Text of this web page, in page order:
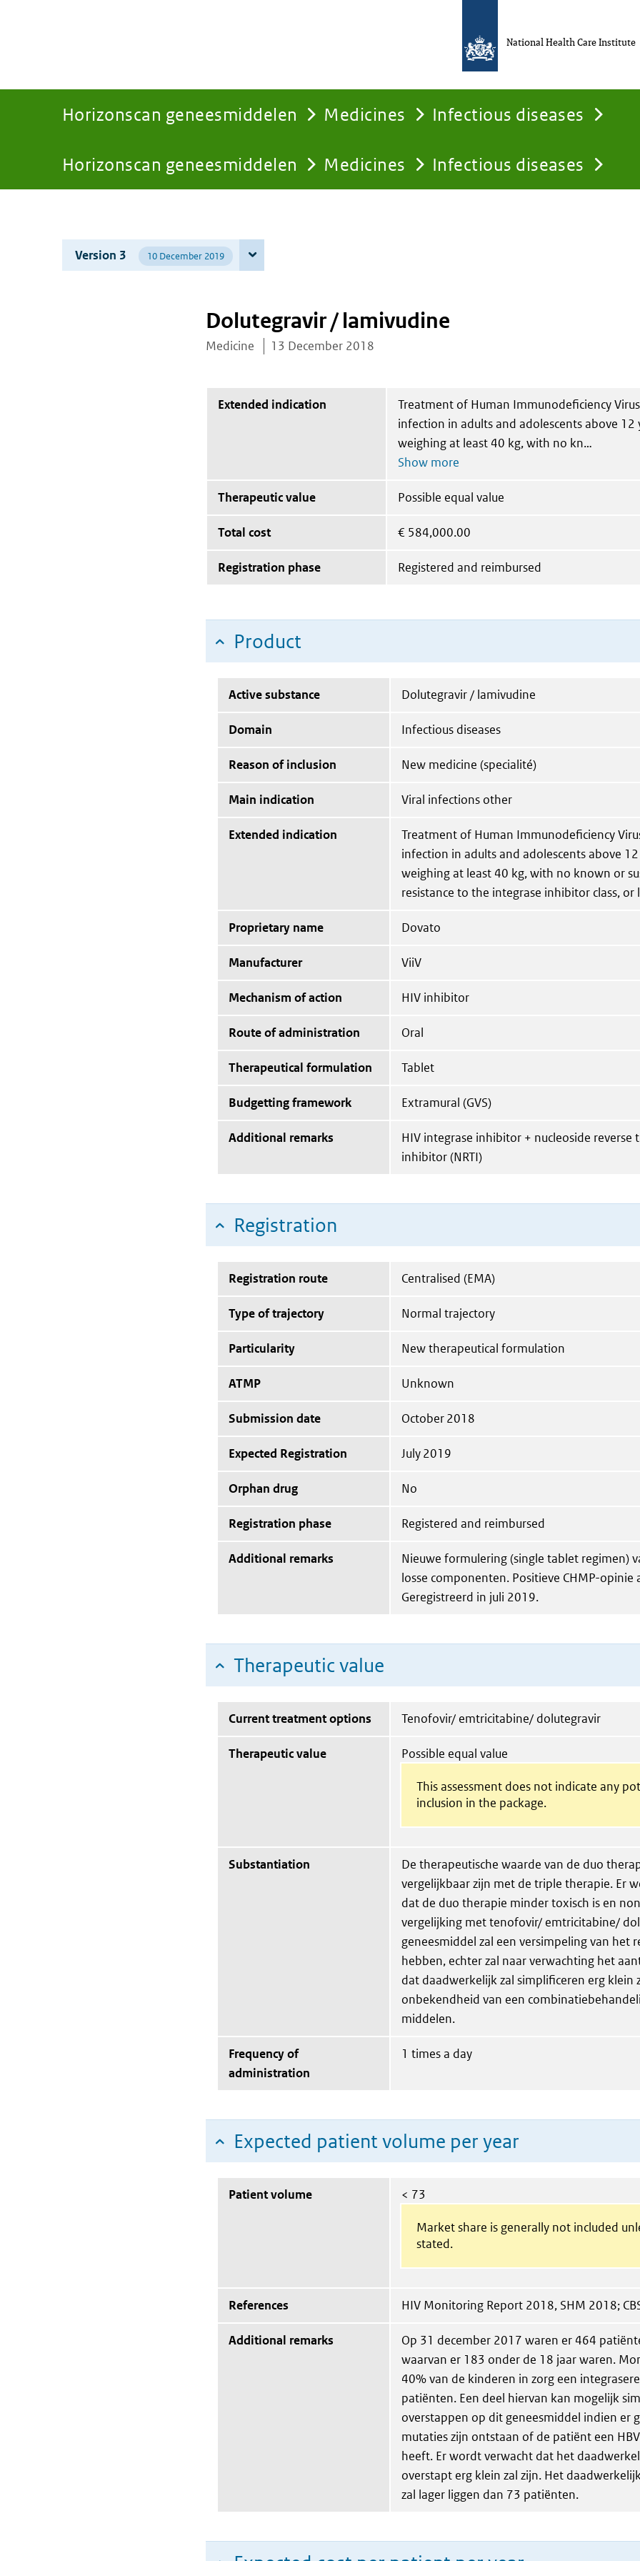
Horizonscan geneesmiddelen Medicines Infectious diseases
You
here:
Horizonscan geneesmiddelen Medicines Infectious diseases
National Health Care Institute
Version 3 10 December 2019
Dolutegravir / lamivudine
Medicine 13 December 2018
Extended indication
Treatment of Human Immunodeficiency
infection in adults and adolescents above 12
weighing at least 40 kg, with no kn
Therapeutic value Possible equal value
Total cost € 584,000.00
Registration phase Registered and reimbursed
Product
Active substance Dolutegravir / lamivudine
Domain Infectious diseases
Reason of inclusion New medicine (specialité)
Main indication Viral infections other
Extended indication
Treatment of Human Immunodeficiency
infection in adults and adolescents above
weighing at least 40 kg, with no known or
resistance to the integrase inhibitor class, or
Proprietary name Dovato
Manufacturer ViiV
Mechanism of action HIV inhibitor
Route of administration Oral
Therapeutical formulation Tablet
Budgetting framework Extramural (GVS)
Additional remarks
HIV integrase inhibitor + nucleoside reverse
inhibitor (NRTI)
Registration
Registration route Centralised (EMA)
Type of trajectory Normal trajectory
Particularity New therapeutical formulation
ATMP Unknown
Submission date October 2018
Expected Registration July 2019
Orphan drug No
Registration phase Registered and reimbursed
Additional remarks
Nieuwe formulering (single tablet regimen)
losse componenten. Positieve CHMP-opinie
Geregistreerd in juli 2019.
Therapeutic value
Current treatment options Tenofovir/ emtricitabine/ dolutegravir
Therapeutic value Possible equal value
This assessment does not indicate any
inclusion in the package.
Substantiation
De therapeutische waarde van de duo
vergelijkbaar zijn met de triple therapie. Er
dat de duo therapie minder toxisch is en
vergelijking met tenofovir/ emtricitabine/
geneesmiddel zal een versimpeling van het
hebben, echter zal naar verwachting het
dat daadwerkelijk zal simplificeren erg klein
onbekendheid van een
middelen.
Frequency of
administration
1 times a day
Expected patient volume per year
Patient volume < 73
Market share is generally not included
stated.
References HIV Monitoring Report 2018, SHM 2018;
Additional remarks
Op 31 december 2017 waren er 464
waarvan er 183 onder de 18 jaar waren.
40% van de kinderen in zorg een
patiënten. Een deel hiervan kan mogelijk
overstappen op dit geneesmiddel indien er
mutaties zijn ontstaan of de patiënt een
heeft. Er wordt verwacht dat het
overstapt erg klein zal zijn. Het
zal lager liggen dan 73 patiënten.